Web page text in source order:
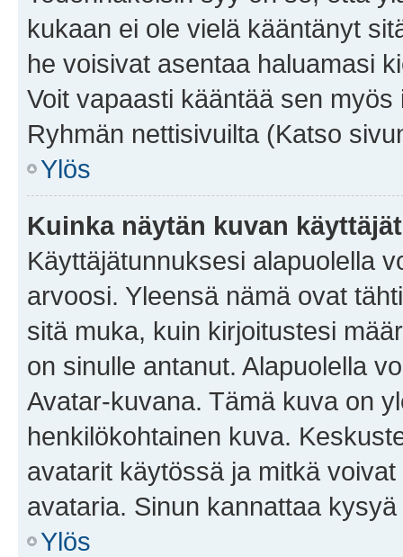
kukaan ei ole vielä kääntänyt
he voisivat asentaa haluamasi
Voit vapaasti kääntää sen
Ryhmän nettisivuilta (Katso
Ylös
Kuinka näytän kuvan
Käyttäjätunnuksesi alapuolella
arvoosi. Yleensä nämä ovat
sitä muka, kuin kirjoitustesi
on sinulle antanut. Alapuolella
Avatar-kuvana. Tämä kuva on
henkilökohtainen kuva.
avatarit käytössä ja mitkä
avataria. Sinun kannattaa
Ylös